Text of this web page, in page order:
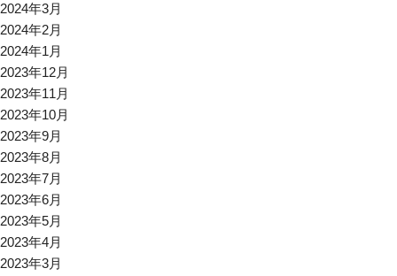
2024年3月
2024年2月
2024年1月
2023年12月
2023年11月
2023年10月
2023年9月
2023年8月
2023年7月
2023年6月
2023年5月
2023年4月
2023年3月